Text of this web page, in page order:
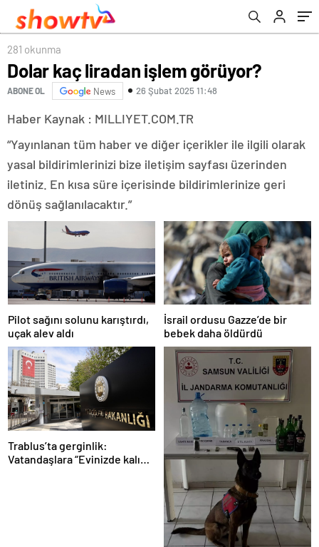
281 okunma
Dolar kaç liradan işlem görüyor?
ABONE OL News 26 Şubat 2025 11:48
Haber Kaynak : MILLIYET.COM.TR
“Yayınlanan tüm haber ve diğer içerikler ile ilgili olarak
yasal bildirimlerinizi bize iletişim sayfası üzerinden
iletiniz. En kısa süre içerisinde bildirimlerinize geri
dönüş sağlanılacaktır.”
Pilot sağını solunu karıştırdı,
uçak alev aldı
İsrail ordusu Gazze’de bir
bebek daha öldürdü
Trablus’ta gerginlik:
Vatandaşlara “Evinizde kalın”